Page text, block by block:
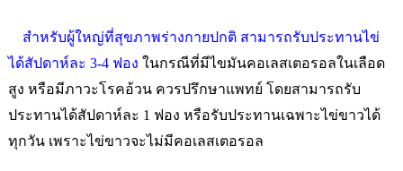
สำหรับผู้ใหญ่ที่สุขภาพร่างกายปกติ สามารถรับประทานไข่
ได้สัปดาห์ละ 3-4 ฟอง ในกรณีที่มีไขมันคอเลสเตอรอลในเลือด
สูง หรือมีภาวะโรคอ้วน ควรปรึกษาแพทย์ โดยสามารถรับ
ประทานได้สัปดาห์ละ 1 ฟอง หรือรับประทานเฉพาะไข่ขาวได้
ทุกวัน เพราะไข่ขาวจะไม่มีคอเลสเตอรอล